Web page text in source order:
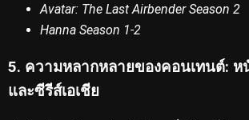
Avatar: The Last Airbender Season 2
Hanna Season 1-2
5. ความหลากหลายของคอนเทนต์: ห
และซีรีส์เอเชีย